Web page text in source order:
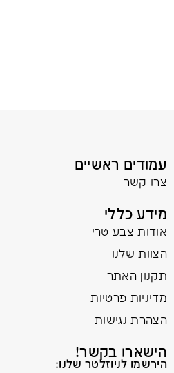
עמודים ראשיים
צרו קשר
מידע כללי
אודות צבע טרי
הצוות שלנו
תקנון האתר
מדיניות פרטיות
הצהרת נגישות
הישארו בקשר!
הירשמו לניוזלטר שלנו: